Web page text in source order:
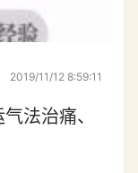
2019/11/12 8:59:11
法治痛、